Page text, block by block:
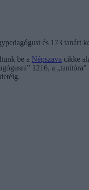
és 173 tanárt
be a Népszava cikke
1216, a